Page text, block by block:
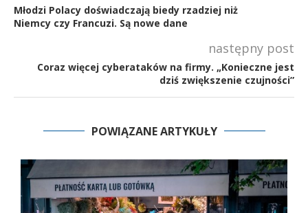
Młodzi Polacy doświadczają biedy rzadziej niż
Niemcy czy Francuzi. Są nowe dane
następny post
Coraz więcej cyberataków na firmy. „Konieczne jest
dziś zwiększenie czujności”
POWIĄZANE ARTYKUŁY